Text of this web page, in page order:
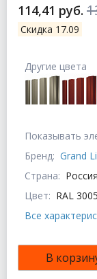
114,41 руб.
Скидка 17.09
Показывать
Бренд: Grand
Страна: Россия
Цвет: RAL
Все
Другие цвета
В